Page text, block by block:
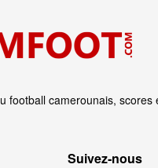
football camerounais, scores
Suivez‑nous